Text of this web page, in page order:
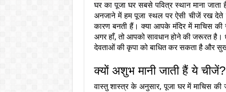
घर का पूजा घर सबसे पवित्र स्थान माना
अनजाने में हम पूजा स्थल पर ऐसी चीजें रख देते
कारण बनती हैं। क्या आपके मंदिर में माचिस
अगर हाँ, तो आपको सावधान होने की जरूरत है।
देवताओं की कृपा को बाधित कर सकता है और
क्यों अशुभ मानी जाती हैं ये चीजें?
वास्तु शास्त्र के अनुसार, पूजा घर में माचिस की